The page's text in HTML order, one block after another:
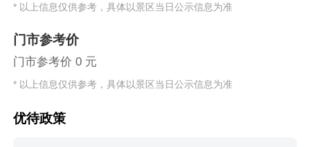
* 以上信息仅供参考，具体以景区当日公示信息为准
门市参考价
门市参考价 0 元
* 以上信息仅供参考，具体以景区当日公示信息为准
优待政策